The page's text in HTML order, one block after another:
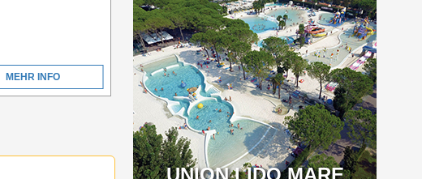
MEHR INFO
UNION LIDO MARE